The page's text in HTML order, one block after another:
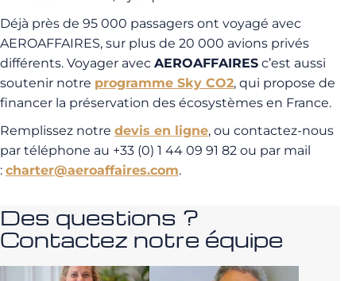
Déjà près de 95 000 passagers ont voyagé avec
AEROAFFAIRES, sur plus de 20 000 avions privés
différents. Voyager avec AEROAFFAIRES c’est aussi
soutenir notre programme Sky CO2, qui propose de
financer la préservation des écosystèmes en France.
Remplissez notre devis en ligne, ou contactez-nous
par téléphone au +33 (0) 1 44 09 91 82 ou par mail
: charter@aeroaffaires.com.
Des questions ?
Contactez notre équipe